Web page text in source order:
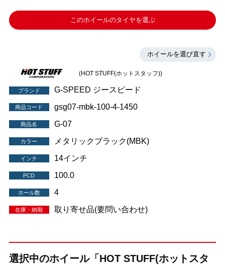
このホイールのタイヤを選ぶ
ホイールを選び直す
(HOT STUFF(ホットスタッフ))
ブランド G-SPEED ジースピード
商品コード gsg07-mbk-100-4-1450
商品名 G-07
カラー メタリックブラック(MBK)
インチ 14インチ
PCD 100.0
ホール数 4
在庫・納期 取り寄せ品(要問い合わせ)
選択中のホイール「HOT STUFF(ホットスタ